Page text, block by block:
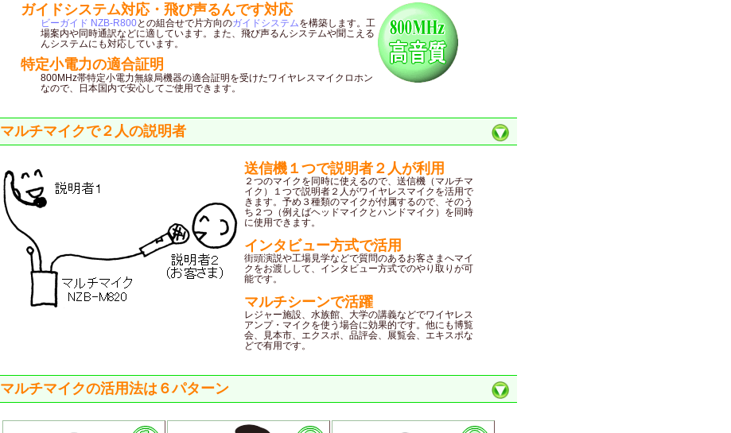
ガイドシステム対応・飛び声るんです対応
ビーガイド NZB-R800との組合せで片方向のガイドシステムを構築します。工
場案内や同時通訳などに適しています。また、飛び声るんシステムや聞こえる
んシステムにも対応しています。
特定小電力の適合証明
800MHz帯特定小電力無線局機器の適合証明を受けたワイヤレスマイクロホン
なので、日本国内で安心してご使用できます。
マルチマイクで２人の説明者
送信機１つで説明者２人が利用
２つのマイクを同時に使えるので、送信機（マルチマ
イク）１つで説明者２人がワイヤレスマイクを活用で
きます。予め３種類のマイクが付属するので、そのう
ち２つ（例えばヘッドマイクとハンドマイク）を同時
に使用できます。
インタビュー方式で活用
街頭演説や工場見学などで質問のあるお客さまへマイ
クをお渡しして、インタビュー方式でのやり取りが可
能です。
マルチシーンで活躍
レジャー施設、水族館、大学の講義などでワイヤレス
アンプ・マイクを使う場合に効果的です。他にも博覧
会、見本市、エクスポ、品評会、展覧会、エキスポな
どで有用です。
マルチマイクの活用法は６パターン